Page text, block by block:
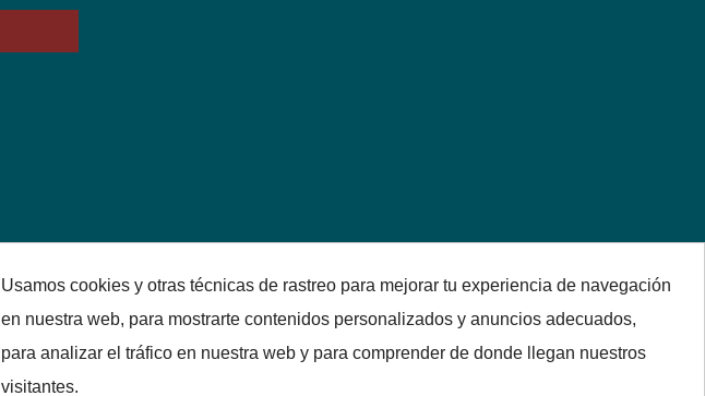
Usamos cookies y otras técnicas de rastreo para mejorar tu experiencia de navegación
en nuestra web, para mostrarte contenidos personalizados y anuncios adecuados,
para analizar el tráfico en nuestra web y para comprender de donde llegan nuestros
visitantes.